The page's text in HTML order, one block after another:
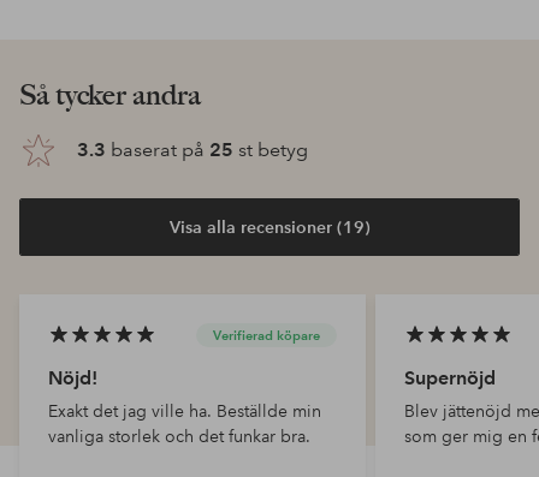
Så tycker andra
3.3 baserat på 25 st betyg
Visa alla recensioner (19)
Verifierad köpare
Nöjd!
Exakt det jag ville ha. Beställde min
vanliga storlek och det funkar bra.
Supernöjd
Blev jättenöjd
som ger mig en